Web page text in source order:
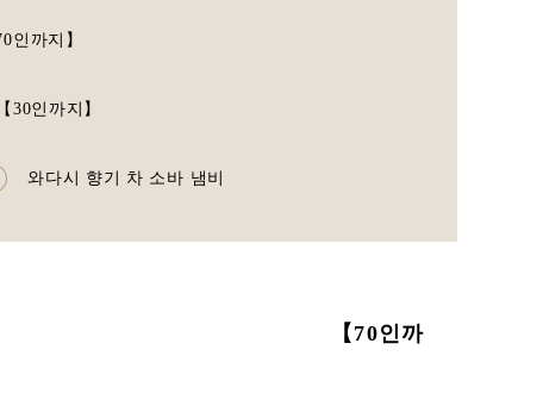
지】
까지】
와다시 향기 차 소바 냄비
나고 무게 【70인까